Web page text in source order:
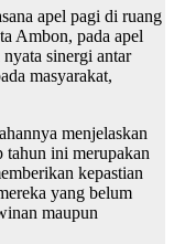
apel pagi di ruang
Ambon, pada apel
sinergi antar
masyarakat,
menjelaskan
tahun ini merupakan
kepastian
yang belum
maupun